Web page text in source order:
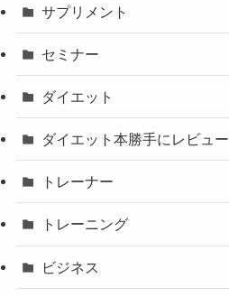
サプリメント
セミナー
ダイエット
ダイエット本勝手にレビュー
トレーナー
トレーニング
ビジネス